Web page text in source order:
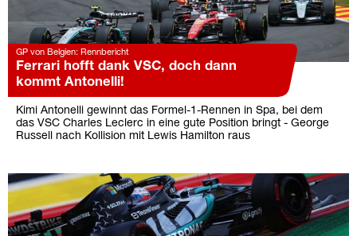
GP von Belgien: Rennbericht
Ferrari hofft dank VSC, doch dann
kommt Antonelli!
Kimi Antonelli gewinnt das Formel-1-Rennen in Spa, bei dem
das VSC Charles Leclerc in eine gute Position bringt - George
Russell nach Kollision mit Lewis Hamilton raus